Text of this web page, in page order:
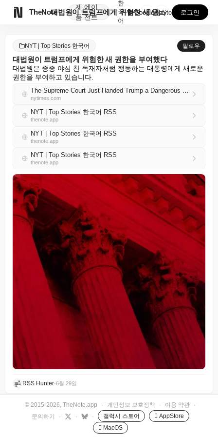
TheNote
제
품
에이
전트
대법원이 트럼프에게 위험한 새 권한을 부여했다
한
국
어
GooglePlay
AppStore 로그인
NYT | Top Stories 한국어 팔로우
대법원이 트럼프에게 위험한 새 권한을 부여했다
대법원은 종종 야심 찬 독재자처럼 행동하는 대통령에게 새로운
권한을 부여하고 있습니다.
The Supreme Court Just Handed Trump a Dangerous New Power
nytimes.com
NYT | Top Stories 한국어 RSS
thenote.app
NYT | Top Stories 한국어 RSS
thenote.app
NYT | Top Stories 한국어 RSS
thenote.app
RSS Hunter•6월 29일
© 2015-2026, TheNote.app · 개인정보 보호정책 · 이용 약관
·
문의하기
· · · 갤럭시 스토어
 AppStore
 MacOS